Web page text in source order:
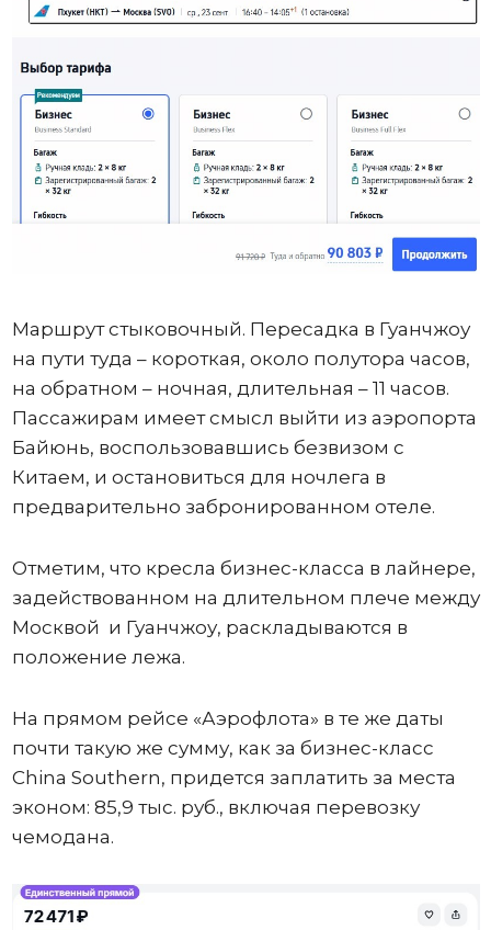
Маршрут стыковочный. Пересадка в Гуанчжоу
на пути туда – короткая, около полутора часов,
на обратном – ночная, длительная – 11 часов.
Пассажирам имеет смысл выйти из аэропорта
Байюнь, воспользовавшись безвизом с
Китаем, и остановиться для ночлега в
предварительно забронированном отеле.
Отметим, что кресла бизнес-класса в лайнере,
задействованном на длительном плече между
Москвой и Гуанчжоу, раскладываются в
положение лежа.
На прямом рейсе «Аэрофлота» в те же даты
почти такую же сумму, как за бизнес-класс
China Southern, придется заплатить за места
эконом: 85,9 тыс. руб., включая перевозку
чемодана.